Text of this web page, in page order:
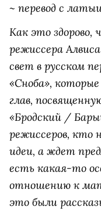
~ перевод с
Как это здорово,
режиссера
свет в русском
«Сноба»,
глав,
«Бродский /
режиссеров, кто
идеи, а ждет
есть какая-то
отношению к
это были